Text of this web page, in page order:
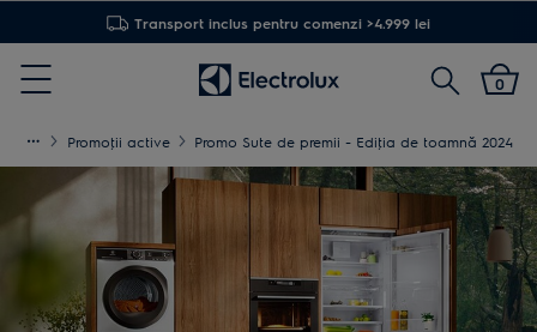
Transport inclus pentru comenzi >4.999 lei
Menu
Cautare0
Promoţii active Promo Sute de premii - Ediţia de toamnă 2024